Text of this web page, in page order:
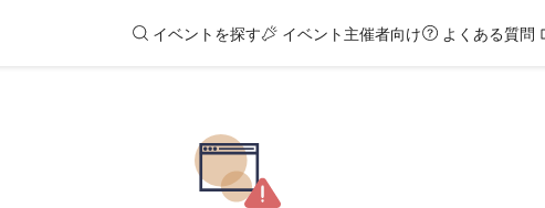
イベントを探す イベント主催者向け よくある質問